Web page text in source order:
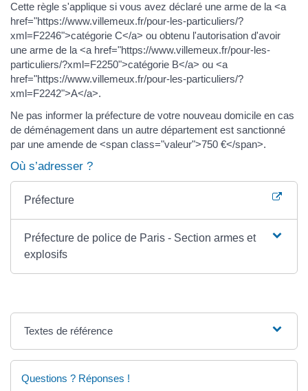
Cette règle s'applique si vous avez déclaré une arme de la <a
href="https://www.villemeux.fr/pour-les-particuliers/?
xml=F2246">catégorie C</a> ou obtenu l'autorisation d'avoir
une arme de la <a href="https://www.villemeux.fr/pour-les-
particuliers/?xml=F2250">catégorie B</a> ou <a
href="https://www.villemeux.fr/pour-les-particuliers/?
xml=F2242">A</a>.
Ne pas informer la préfecture de votre nouveau domicile en cas
de déménagement dans un autre département est sanctionné
par une amende de <span class="valeur">750 €</span>.
Où s’adresser ?
Préfecture
Préfecture de police de Paris - Section armes et
explosifs
Textes de référence
Questions ? Réponses !